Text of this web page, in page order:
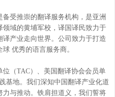
备受推崇的翻译服务机构，是亚洲
域的黄埔军校，译国译民致力于
产业走向世界。公司致力于打造
优秀的语言服务商。
（TAC）、美国翻译协会会员单
基地。我们深知中国翻译产业化道
与推动。铁肩担道义，我们誓将